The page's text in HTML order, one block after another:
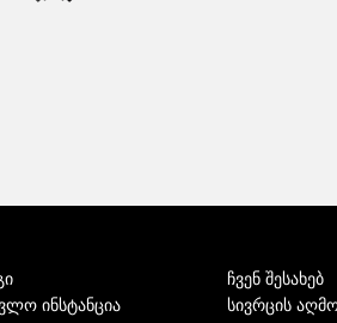
ინსტანცია
ჩვენ შესახებ
სივრცის